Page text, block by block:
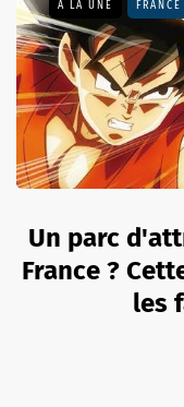
A LA UNE FRANCE
Un parc
France ?
les